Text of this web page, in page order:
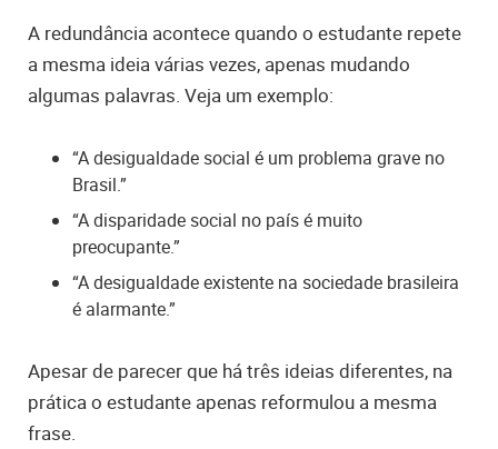
A redundância acontece quando o estudante repete
a mesma ideia várias vezes, apenas mudando
algumas palavras. Veja um exemplo:
“A desigualdade social é um problema grave no
Brasil.”
“A disparidade social no país é muito
preocupante.”
“A desigualdade existente na sociedade brasileira
é alarmante.”
Apesar de parecer que há três ideias diferentes, na
prática o estudante apenas reformulou a mesma
frase.